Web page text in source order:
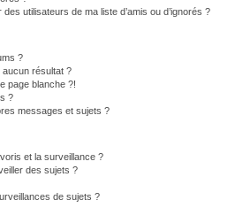
utilisateurs de ma liste d’amis ou d’ignorés ?
?
aucun résultat ?
page blanche ?!
?
messages et sujets ?
et la surveillance ?
des sujets ?
de sujets ?